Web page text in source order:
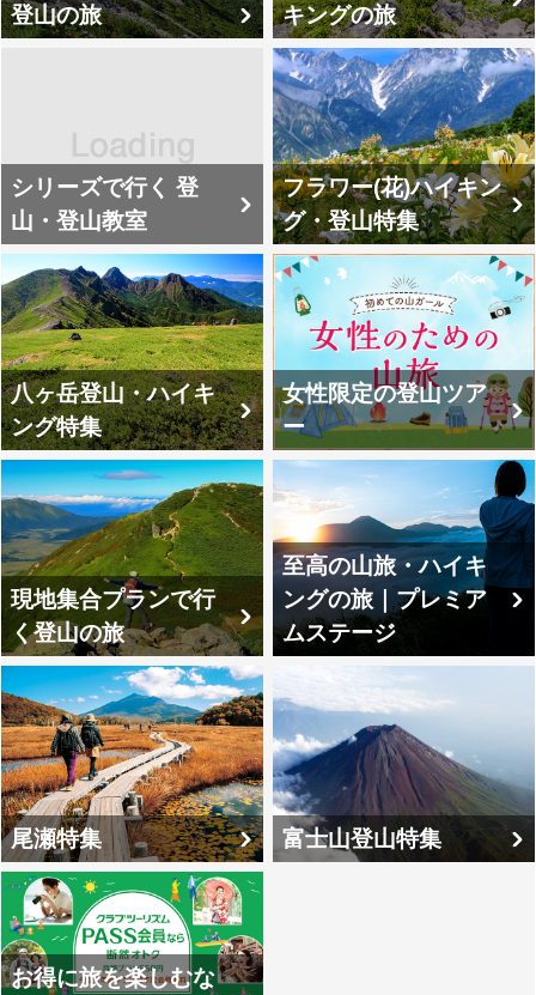
登山の旅
キングの旅
シリーズで行く 登
山・登山教室
フラワー(花)ハイキン
グ・登山特集
八ヶ岳登山・ハイキ
ング特集
女性限定の登山ツア
ー
現地集合プランで行
く登山の旅
至高の山旅・ハイキ
ングの旅｜プレミア
ムステージ
尾瀬特集 富士山登山特集
お得に旅を楽しむな